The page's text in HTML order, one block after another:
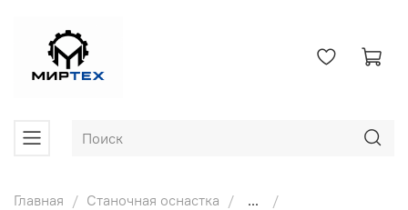
Главная Станочная оснастка
...